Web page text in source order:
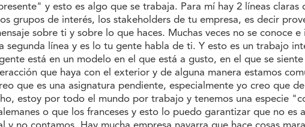
y esto es algo que se trabaja. Para mí hay 2 líneas claras
grupos de interés, los stakeholders de tu empresa, es decir
sobre ti y sobre lo que haces. Muchas veces no se conoce
segunda línea y es lo tu gente habla de ti. Y esto es un trabajo
está en un modelo en el que está a gusto, en el que se
que haya con el exterior y de alguna manera estamos
que es una asignatura pendiente, especialmente yo creo que
estoy por todo el mundo por trabajo y tenemos una especie
o que los franceses y esto lo puedo garantizar que no es